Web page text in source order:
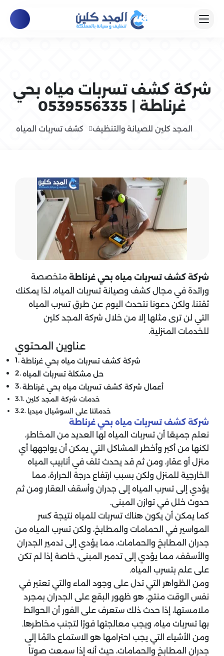
شركة كشف تسربات مياه بحي
غرناطة | 0539556335
المجد كلين للصيانة والتنظيف كشف تسربات المياه
شركة كشف تسربات مياه بحي غرناطة متخصصة
ورائدة في مجال كشف وصيانة تسربات المياه، لذا يمكنك
ثقتنا، ولكن دعونا نتحدث اليوم عن طرق تسرب المياه
التي لن ترى مثلها إلا من خلال شركة المجد كلين
للخدمات المنزلية.
عناوين المحتوي
شركة كشف تسربات مياه بحي غرناطة
حل مشكلة تسربات المياه
أعمال شركة كشف تسربات مياه بحي غرناطة
خدمات شركة المجد كلين
خدماتنا على السوشيال ميديا
شركة كشف تسربات مياه بحي غرناطة
نعلم جميعًا أن تسربات المياه لها العديد من المخاطر،
لكنها من أكبر وأخطر المشاكل التي يمكن أن يواجهها أي
منزل أو عقار، ومن ثم قد يحدث تلف في أنابيب المياه
الخارجية للمنزل ولكن بسبب ارتفاع درجة الحرارة، مما
يؤدي إلى تسرب المياه إلى جدران وأسقف العقار ومن ثم
حدوث خلل في توازن المبنى.
كما يمكن أن يكون هناك تسربات للمياه نتيجة كسر
المواسير في الحمامات والمطابخ، ولكن تسرب المياه من
جدران المطابخ والحمامات، مما يؤدي إلى تدمير الجدران
والأسقف، مما يؤدي إلى تدمير المبنى، خاصة إذا لم تكن
على علم بتسرب المياه.
ومن الظواهر التي تدل على وجود الماء والتي تعتبر في
نفس الوقت منتج، هو ظهور البقع على الجدران بمجرد
ملامستها، إذا حدث ذلك ستعرف على الفور أن الحوائط
بها تسربات مياه، ويجب معالجتها فورًا لتجنب مخاطرها.
ومن الأشياء التي يجب احترامها هو الاستماع دائمًا إلى
جدران المطابخ والحمامات، حيث أنه إذا سمعت صوتاً